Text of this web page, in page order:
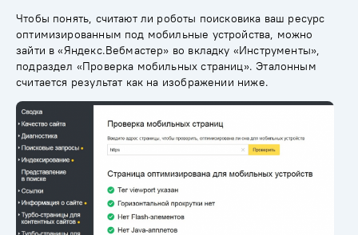
Чтобы понять, считают ли роботы поисковика ваш ресурс
оптимизированным под мобильные устройства, можно
зайти в «Яндекс.Вебмастер» во вкладку «Инструменты»,
подраздел «Проверка мобильных страниц». Эталонным
считается результат как на изображении ниже.